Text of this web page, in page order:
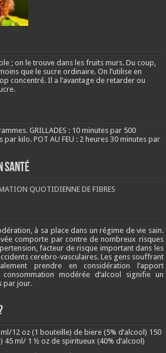
; on le trouve dans les fruits murs. Du coup,
que le sucre ordinaire. On l’utilise en
concentré. Il a l’avantage de retarder ou
GRILLADES : 10 minutes par 500
par kilo. POT AU FEU : 2 heures 30 minutes par
santé
QUOTIDIENNE DE FIBRES
à sa place dans un régime de vie sain.
comporte par contre de nombreux risques
facteur de risque important dans les
cerebro-vasculaires. Les gens souffrant
prendre en considération l’apport
modérée d’alcool signifie un
par jour.
12 oz (1 bouteille) de biere (5% d’alcool) 150
45 ml/ 1 ½ oz de spiritueux (40% d’alcool)